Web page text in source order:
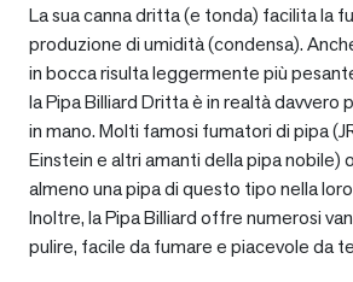
La sua canna dritta (e tonda) facilita la
produzione di umidità (condensa).
in bocca risulta leggermente più
la Pipa Billiard Dritta è in realtà davvero
in mano. Molti famosi fumatori di pipa
Einstein e altri amanti della pipa nobile)
almeno una pipa di questo tipo nella
Inoltre, la Pipa Billiard offre numerosi
pulire, facile da fumare e piacevole da